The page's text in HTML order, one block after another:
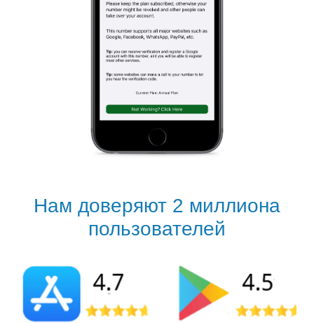
Нам доверяют 2 миллиона
пользователей